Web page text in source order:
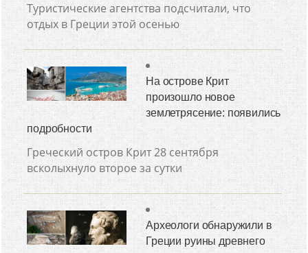
Туристические агентства подсчитали, что
отдых в Греции этой осенью
На острове Крит
произошло новое
землетрясение: появились
подробности
Греческий остров Крит 28 сентября
всколыхнуло второе за сутки
Археологи обнаружили в
Греции руины древнего